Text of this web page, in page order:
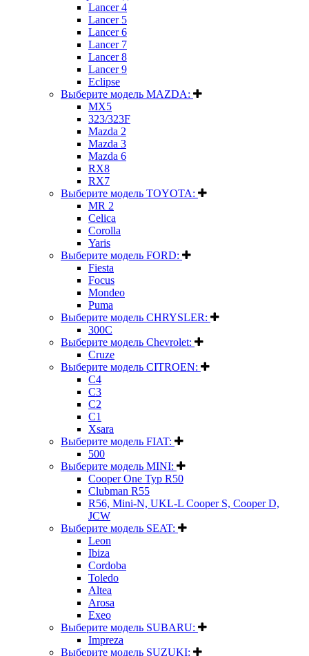
Lancer 4
Lancer 5
Lancer 6
Lancer 7
Lancer 8
Lancer 9
Eclipse
Выберите модель MAZDA:
MX5
323/323F
Mazda 2
Mazda 3
Mazda 6
RX8
RX7
Выберите модель TOYOTA:
MR 2
Celica
Corolla
Yaris
Выберите модель FORD:
Fiesta
Focus
Mondeo
Puma
Выберите модель CHRYSLER:
300C
Выберите модель Chevrolet:
Cruze
Выберите модель CITROEN:
C4
C3
C2
C1
Xsara
Выберите модель FIAT:
500
Выберите модель MINI:
Cooper One Typ R50
Clubman R55
R56, Mini-N, UKL-L Cooper S, Cooper D,
JCW
Выберите модель SEAT:
Leon
Ibiza
Cordoba
Toledo
Altea
Arosa
Exeo
Выберите модель SUBARU:
Impreza
Выберите модель SUZUKI: